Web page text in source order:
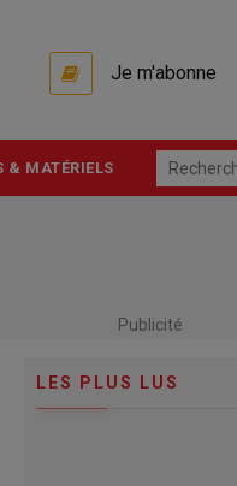
Je m'abonne
& MATÉRIELS
Publicité
LES PLUS LUS